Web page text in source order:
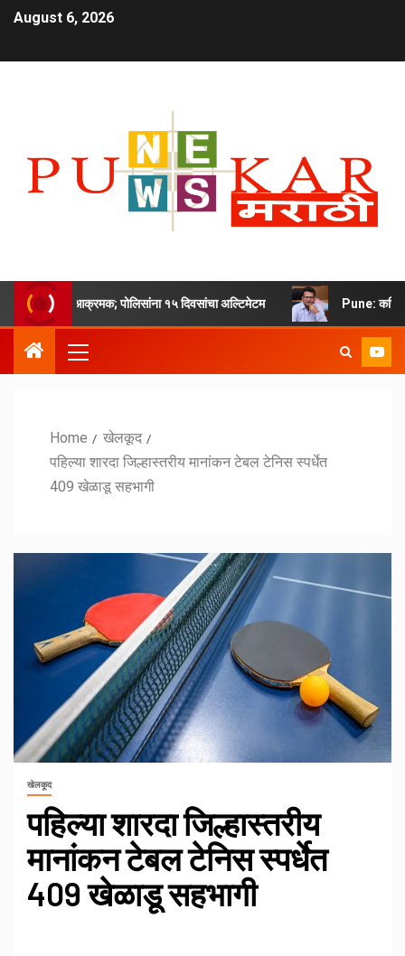
August 6, 2026
आक्रमक; पोलिसांना १५ दिवसांचा अल्टिमेटम Pune: कनिष्ठ अभियंते
Home
खेलकूद
पहिल्या शारदा जिल्हास्तरीय मानांकन टेबल टेनिस स्पर्धेत
409 खेळाडू सहभागी
खेलकूद
पहिल्या शारदा जिल्हास्तरीय
मानांकन टेबल टेनिस स्पर्धेत
409 खेळाडू सहभागी